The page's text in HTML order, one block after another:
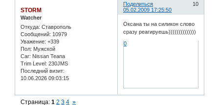
Поделиться
10
05.02.2009 17:25:50
STORM
Watcher
Откуда: Ставрополь
Сообщений: 10979
Уважение: +339
Пол: Мужской
Car: Nissan Teana
Trim Level: 230JMS
Последний визит:
10.06.2026 09:03:15
Оксана ты на силикон слово
сразу реагируешь))))))))))))))
0
Страница:1 2 3 4 »